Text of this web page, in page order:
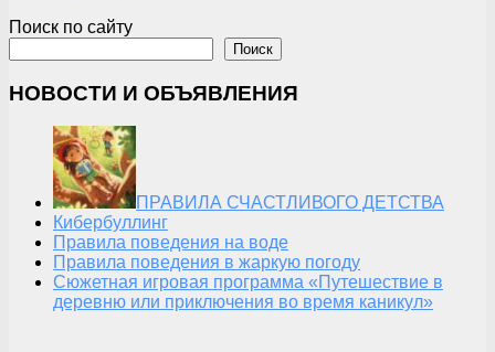
Поиск по сайту
Поиск
НОВОСТИ И ОБЪЯВЛЕНИЯ
ПРАВИЛА СЧАСТЛИВОГО ДЕТСТВА
Кибербуллинг
Правила поведения на воде
Правила поведения в жаркую погоду
Сюжетная игровая программа «Путешествие в
деревню или приключения во время каникул»